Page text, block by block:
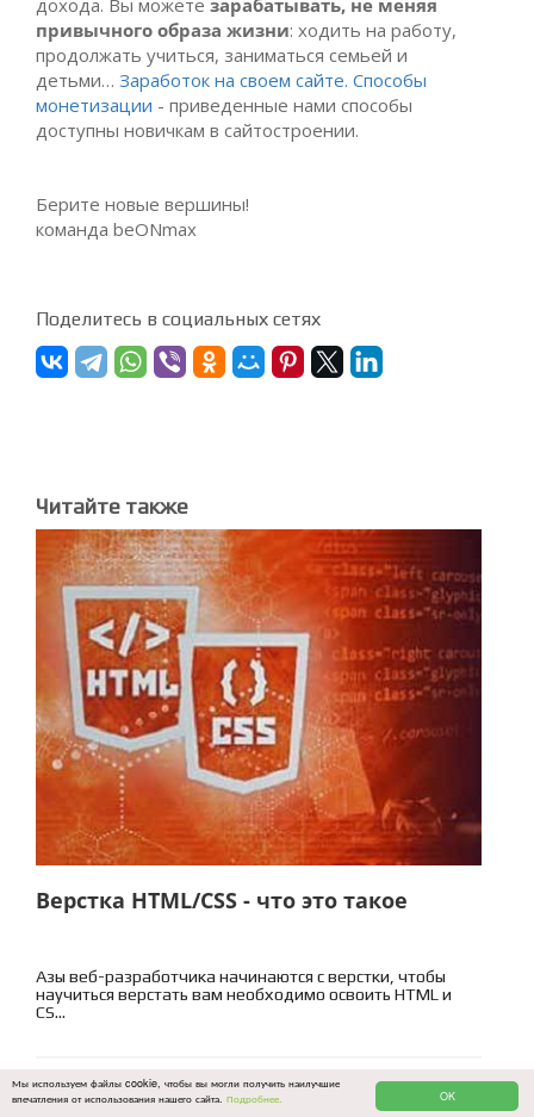
OK
Мы используем файлы cookie, чтобы вы могли получить наилучшие
впечатления от использования нашего сайта. Подробнее.
дохода. Вы можете зарабатывать, не меняя
привычного образа жизни: ходить на работу,
продолжать учиться, заниматься семьей и
детьми… Заработок на своем сайте. Способы
монетизации - приведенные нами способы
доступны новичкам в сайтостроении.
Берите новые вершины!
команда beONmax
Поделитесь в социальных сетях
Читайте также
Верстка HTML/CSS - что это такое
Азы веб-разработчика начинаются с верстки, чтобы
научиться верстать вам необходимо освоить HTML и
CS...
создай сайт 48685